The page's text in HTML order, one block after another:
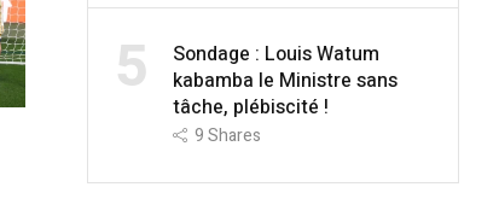
5
Sondage : Louis Watum
kabamba le Ministre sans
tâche, plébiscité !
9Shares